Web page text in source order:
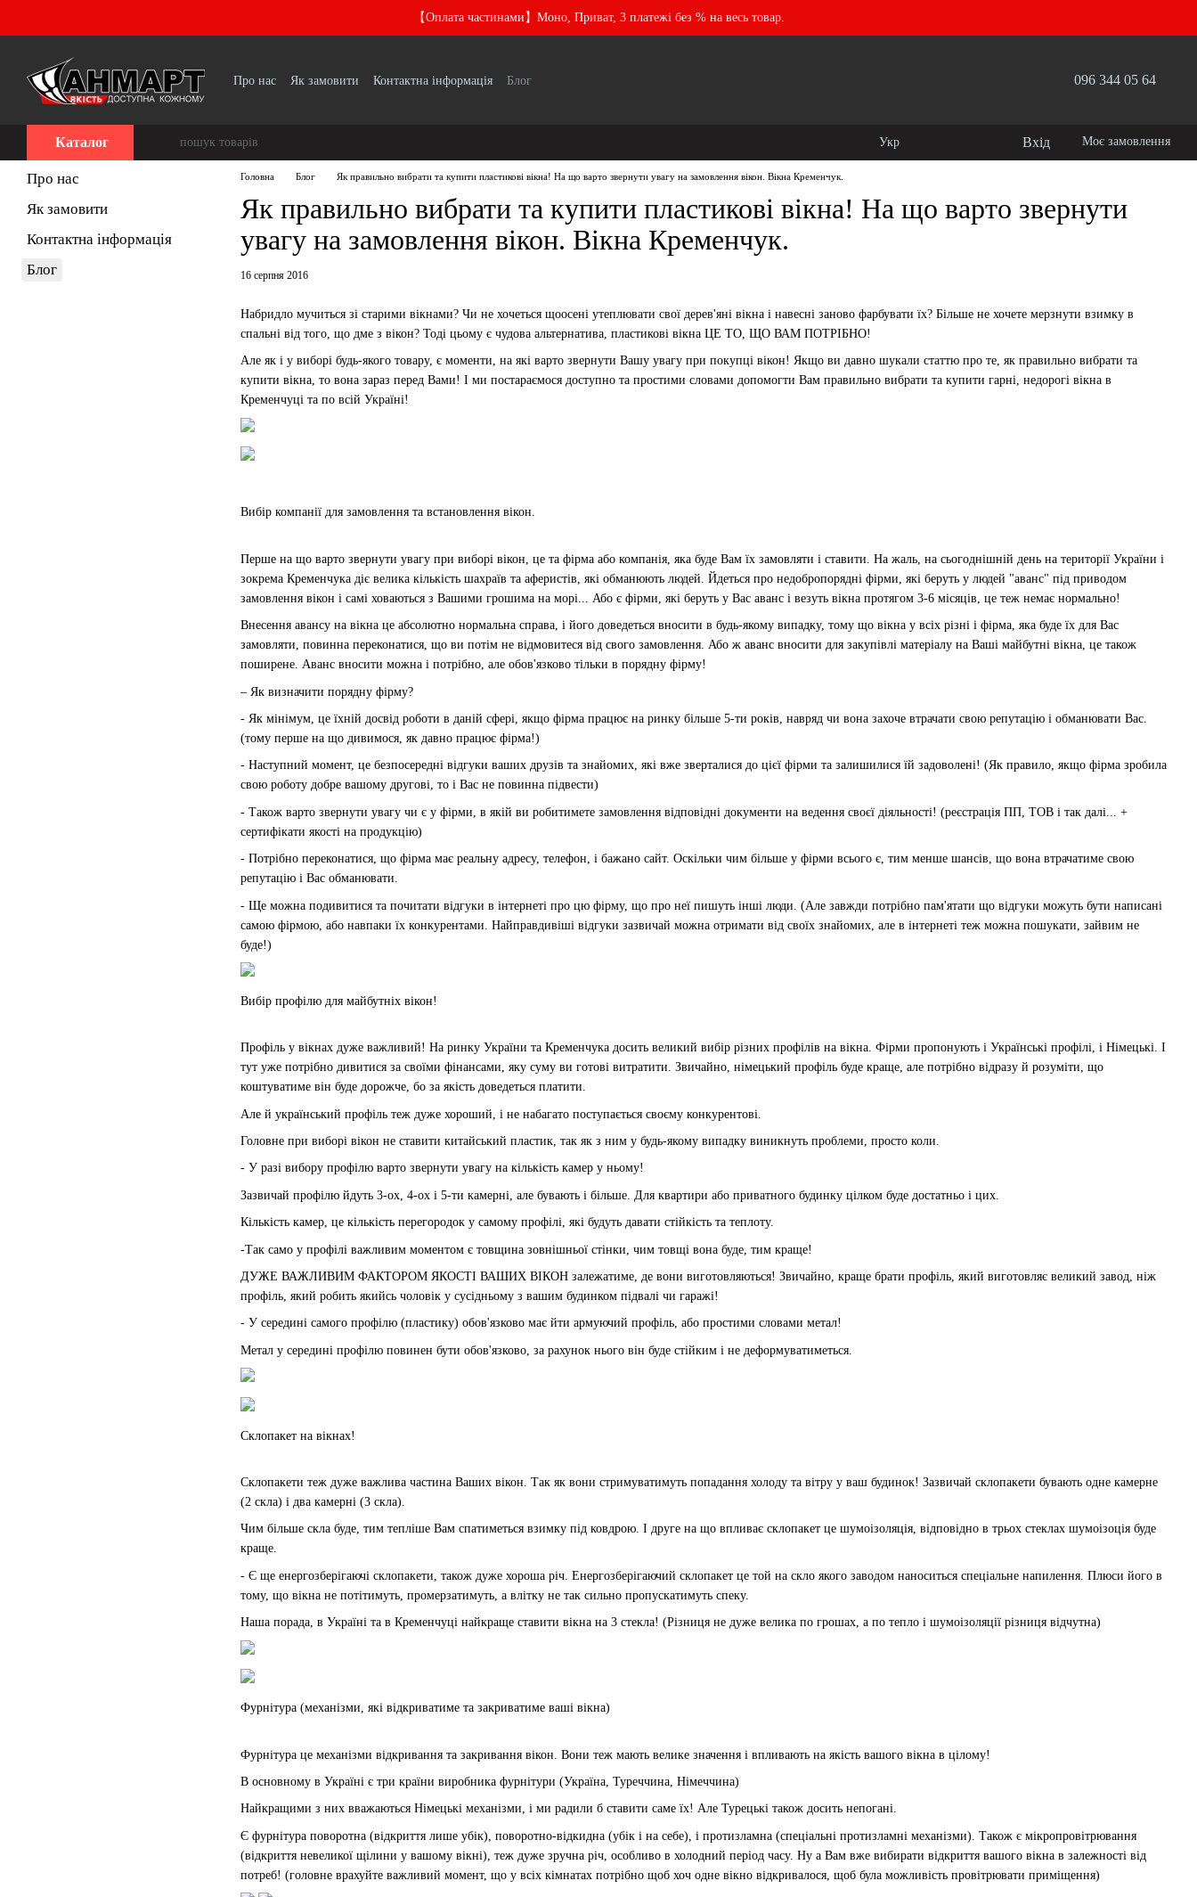
【Оплата частинами】Моно, Приват, 3 платежі без % на весь товар.
Про нас Як замовити Контактна інформація Блог 096 344 05 64
Каталог Укр Вхід Моє замовлення
Головна Блог Як правильно вибрати та купити пластикові вікна! На що варто звернути увагу на замовлення вікон. Вікна Кременчук.
Як правильно вибрати та купити пластикові вікна! На що варто звернути
увагу на замовлення вікон. Вікна Кременчук.
16 серпня 2016
Набридло мучиться зі старими вікнами? Чи не хочеться щоосені утеплювати свої дерев'яні вікна і навесні заново фарбувати їх? Більше не хочете мерзнути взимку в
спальні від того, що дме з вікон? Тоді цьому є чудова альтернатива, пластикові вікна ЦЕ ТО, ЩО ВАМ ПОТРІБНО!
Але як і у виборі будь-якого товару, є моменти, на які варто звернути Вашу увагу при покупці вікон! Якщо ви давно шукали статтю про те, як правильно вибрати та
купити вікна, то вона зараз перед Вами! І ми постараємося доступно та простими словами допомогти Вам правильно вибрати та купити гарні, недорогі вікна в
Кременчуці та по всій Україні!
Вибір компанії для замовлення та встановлення вікон.
Перше на що варто звернути увагу при виборі вікон, це та фірма або компанія, яка буде Вам їх замовляти і ставити. На жаль, на сьогоднішній день на території України і
зокрема Кременчука діє велика кількість шахраїв та аферистів, які обманюють людей. Йдеться про недобропорядні фірми, які беруть у людей "аванс" під приводом
замовлення вікон і самі ховаються з Вашими грошима на морі... Або є фірми, які беруть у Вас аванс і везуть вікна протягом 3-6 місяців, це теж немає нормально!
Внесення авансу на вікна це абсолютно нормальна справа, і його доведеться вносити в будь-якому випадку, тому що вікна у всіх різні і фірма, яка буде їх для Вас
замовляти, повинна переконатися, що ви потім не відмовитеся від свого замовлення. Або ж аванс вносити для закупівлі матеріалу на Ваші майбутні вікна, це також
поширене. Аванс вносити можна і потрібно, але обов'язково тільки в порядну фірму!
– Як визначити порядну фірму?
- Як мінімум, це їхній досвід роботи в даній сфері, якщо фірма працює на ринку більше 5-ти років, навряд чи вона захоче втрачати свою репутацію і обманювати Вас.
(тому перше на що дивимося, як давно працює фірма!)
- Наступний момент, це безпосередні відгуки ваших друзів та знайомих, які вже зверталися до цієї фірми та залишилися їй задоволені! (Як правило, якщо фірма зробила
свою роботу добре вашому другові, то і Вас не повинна підвести)
- Також варто звернути увагу чи є у фірми, в якій ви робитимете замовлення відповідні документи на ведення своєї діяльності! (реєстрація ПП, ТОВ і так далі... +
сертифікати якості на продукцію)
- Потрібно переконатися, що фірма має реальну адресу, телефон, і бажано сайт. Оскільки чим більше у фірми всього є, тим менше шансів, що вона втрачатиме свою
репутацію і Вас обманювати.
- Ще можна подивитися та почитати відгуки в інтернеті про цю фірму, що про неї пишуть інші люди. (Але завжди потрібно пам'ятати що відгуки можуть бути написані
самою фірмою, або навпаки їх конкурентами. Найправдивіші відгуки зазвичай можна отримати від своїх знайомих, але в інтернеті теж можна пошукати, зайвим не
буде!)
Вибір профілю для майбутніх вікон!
Профіль у вікнах дуже важливий! На ринку України та Кременчука досить великий вибір різних профілів на вікна. Фірми пропонують і Українські профілі, і Німецькі. І
тут уже потрібно дивитися за своїми фінансами, яку суму ви готові витратити. Звичайно, німецький профіль буде краще, але потрібно відразу й розуміти, що
коштуватиме він буде дорожче, бо за якість доведеться платити.
Але й український профіль теж дуже хороший, і не набагато поступається своєму конкурентові.
Головне при виборі вікон не ставити китайський пластик, так як з ним у будь-якому випадку виникнуть проблеми, просто коли.
- У разі вибору профілю варто звернути увагу на кількість камер у ньому!
Зазвичай профілю йдуть 3-ох, 4-ох і 5-ти камерні, але бувають і більше. Для квартири або приватного будинку цілком буде достатньо і цих.
Кількість камер, це кількість перегородок у самому профілі, які будуть давати стійкість та теплоту.
-Так само у профілі важливим моментом є товщина зовнішньої стінки, чим товщі вона буде, тим краще!
ДУЖЕ ВАЖЛИВИМ ФАКТОРОМ ЯКОСТІ ВАШИХ ВІКОН залежатиме, де вони виготовляються! Звичайно, краще брати профіль, який виготовляє великий завод, ніж
профіль, який робить якийсь чоловік у сусідньому з вашим будинком підвалі чи гаражі!
- У середині самого профілю (пластику) обов'язково має йти армуючий профіль, або простими словами метал!
Метал у середині профілю повинен бути обов'язково, за рахунок нього він буде стійким і не деформуватиметься.
Склопакет на вікнах!
Склопакети теж дуже важлива частина Ваших вікон. Так як вони стримуватимуть попадання холоду та вітру у ваш будинок! Зазвичай склопакети бувають одне камерне
(2 скла) і два камерні (3 скла).
Чим більше скла буде, тим тепліше Вам спатиметься взимку під ковдрою. І друге на що впливає склопакет це шумоізоляція, відповідно в трьох стеклах шумоізоція буде
краще.
- Є ще енергозберігаючі склопакети, також дуже хороша річ. Енергозберігаючий склопакет це той на скло якого заводом наноситься спеціальне напилення. Плюси його в
тому, що вікна не потітимуть, промерзатимуть, а влітку не так сильно пропускатимуть спеку.
Наша порада, в Україні та в Кременчуці найкраще ставити вікна на 3 стекла! (Різниця не дуже велика по грошах, а по тепло і шумоізоляції різниця відчутна)
Фурнітура (механізми, які відкриватиме та закриватиме ваші вікна)
Фурнітура це механізми відкривання та закривання вікон. Вони теж мають велике значення і впливають на якість вашого вікна в цілому!
В основному в Україні є три країни виробника фурнітури (Україна, Туреччина, Німеччина)
Найкращими з них вважаються Німецькі механізми, і ми радили б ставити саме їх! Але Турецькі також досить непогані.
Є фурнітура поворотна (відкриття лише убік), поворотно-відкидна (убік і на себе), і протизламна (спеціальні протизламні механізми). Також є мікропровітрювання
(відкриття невеликої щілини у вашому вікні), теж дуже зручна річ, особливо в холодний період часу. Ну а Вам вже вибирати відкриття вашого вікна в залежності від
потреб! (головне врахуйте важливий момент, що у всіх кімнатах потрібно щоб хоч одне вікно відкривалося, щоб була можливість провітрювати приміщення)
Про нас
Як замовити
Контактна інформація
Блог